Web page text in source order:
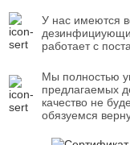
У нас имеются
работает с
Мы полностью
предлагаемых
качество не
обязуемся